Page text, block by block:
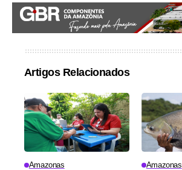
Artigos Relacionados
Amazonas Amazonas